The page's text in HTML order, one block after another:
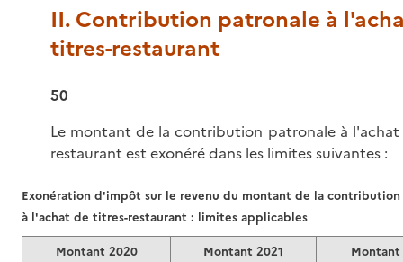
II. Contribution patronale à
titres-restaurant
50
Le montant de la contribution patronale à
restaurant est exonéré dans les limites suivantes :
Exonération d'impôt sur le revenu du montant de la
à l'achat de titres-restaurant : limites applicables
Montant 2020
Montant 2021
Montant